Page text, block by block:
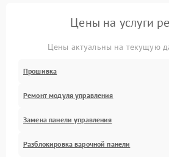
Цены на услуги
Цены актуальны на текущую
Прошивка
Ремонт модуля управления
Замена панели управления
Разблокировка варочной панели